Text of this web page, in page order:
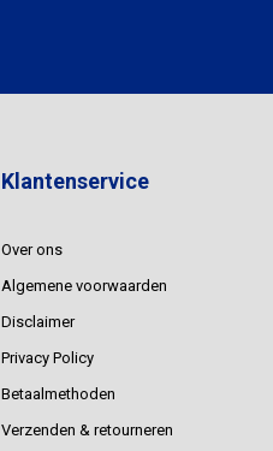
Klantenservice
Over ons
Algemene voorwaarden
Disclaimer
Privacy Policy
Betaalmethoden
Verzenden & retourneren